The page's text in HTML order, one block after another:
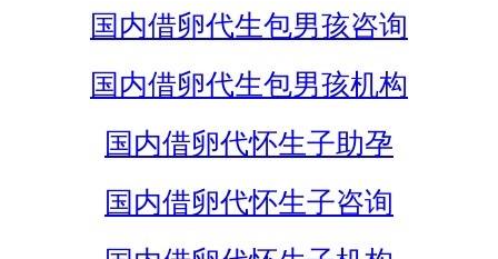
国内借卵代生包男孩咨询
国内借卵代生包男孩机构
国内借卵代怀生子助孕
国内借卵代怀生子咨询